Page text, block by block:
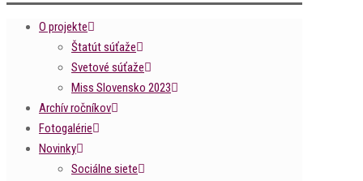
O projekte
Štatút súťaže
Svetové súťaže
Miss Slovensko 2023
Archív ročníkov
Fotogalérie
Novinky
Sociálne siete